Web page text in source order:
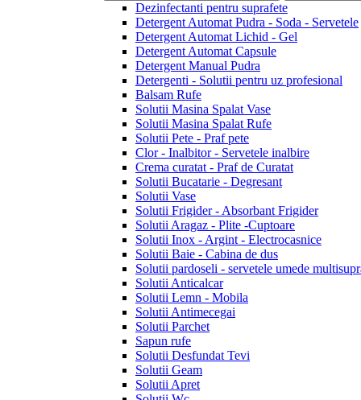
Dezinfectanti pentru suprafete
Detergent Automat Pudra - Soda - Servetele
Detergent Automat Lichid - Gel
Detergent Automat Capsule
Detergent Manual Pudra
Detergenti - Solutii pentru uz profesional
Balsam Rufe
Solutii Masina Spalat Vase
Solutii Masina Spalat Rufe
Solutii Pete - Praf pete
Clor - Inalbitor - Servetele inalbire
Crema curatat - Praf de Curatat
Solutii Bucatarie - Degresant
Solutii Vase
Solutii Frigider - Absorbant Frigider
Solutii Aragaz - Plite -Cuptoare
Solutii Inox - Argint - Electrocasnice
Solutii Baie - Cabina de dus
Solutii pardoseli - servetele umede
Solutii Anticalcar
Solutii Lemn - Mobila
Solutii Antimecegai
Solutii Parchet
Sapun rufe
Solutii Desfundat Tevi
Solutii Geam
Solutii Apret